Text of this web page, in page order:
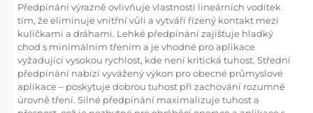
Předpínání výrazně ovlivňuje vlastnosti lineárních vodítek
tím, že eliminuje vnitřní vůli a vytváří řízený kontakt mezi
kuličkami a dráhami. Lehké předpínání zajišťuje hladký
chod s minimálním třením a je vhodné pro aplikace
vyžadující vysokou rychlost, kde není kritická tuhost. Střední
předpínání nabízí vyvážený výkon pro obecné průmyslové
aplikace – poskytuje dobrou tuhost při zachování rozumné
úrovně tření. Silné předpínání maximalizuje tuhost a